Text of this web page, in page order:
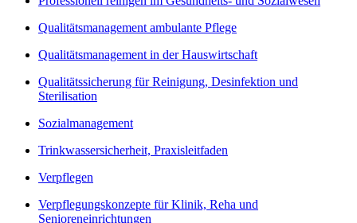
Qualitätsmanagement ambulante Pflege
Qualitätsmanagement in der Hauswirtschaft
Qualitätssicherung für Reinigung, Desinfektion und
Sterilisation
Sozialmanagement
Trinkwassersicherheit, Praxisleitfaden
Verpflegen
Verpflegungskonzepte für Klinik, Reha und
Senioreneinrichtungen